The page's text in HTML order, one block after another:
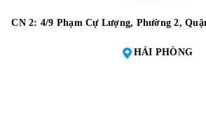
CN 2: 4/9 Phạm Cự Lượng, Phường 2,
HẢI PHÒNG